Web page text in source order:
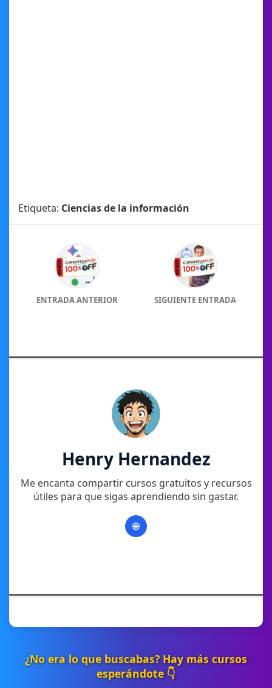
Etiqueta: Ciencias de la información
ENTRADA ANTERIOR SIGUIENTE ENTRADA
Henry Hernandez
Me encanta compartir cursos gratuitos y recursos
útiles para que sigas aprendiendo sin gastar.
🌐
¿No era lo que buscabas? Hay más cursos
esperándote 👇